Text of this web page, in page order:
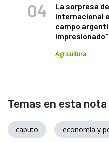
La sorpresa
internacional
campo
impresionado"
Agricultura
Temas en esta nota
caputo economía y